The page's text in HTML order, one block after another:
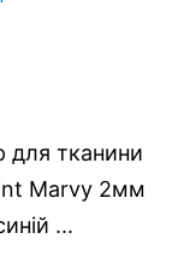
для тканини
Marvy 2мм
...